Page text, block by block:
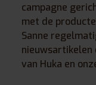
campagne
met de
Sanne
nieuwsartikelen
van Huka en